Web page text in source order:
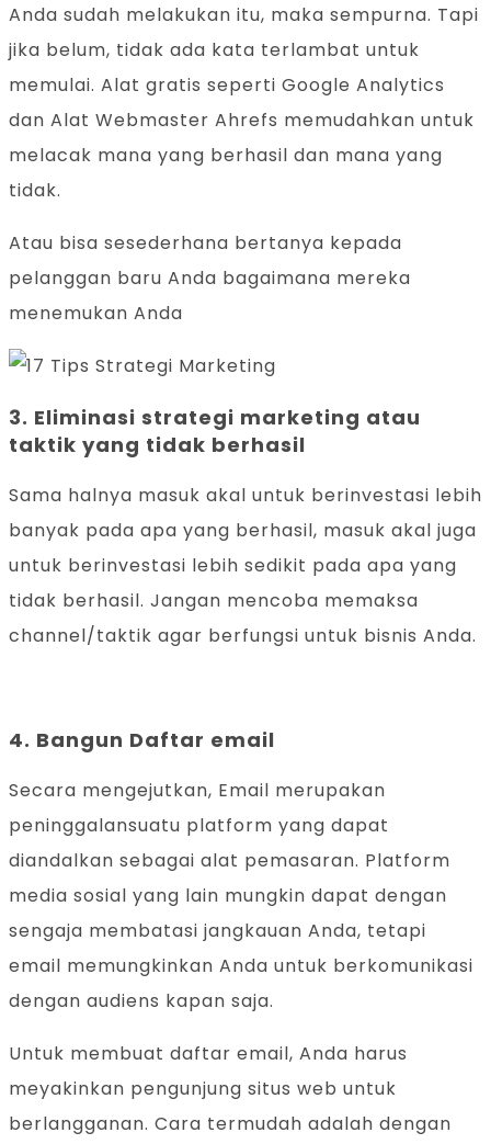
Anda sudah melakukan itu, maka sempurna. Tapi
jika belum, tidak ada kata terlambat untuk
memulai. Alat gratis seperti Google Analytics
dan Alat Webmaster Ahrefs memudahkan untuk
melacak mana yang berhasil dan mana yang
tidak.
Atau bisa sesederhana bertanya kepada
pelanggan baru Anda bagaimana mereka
menemukan Anda
3. Eliminasi strategi marketing atau
taktik yang tidak berhasil
Sama halnya masuk akal untuk berinvestasi lebih
banyak pada apa yang berhasil, masuk akal juga
untuk berinvestasi lebih sedikit pada apa yang
tidak berhasil. Jangan mencoba memaksa
channel/taktik agar berfungsi untuk bisnis Anda.
4. Bangun Daftar email
Secara mengejutkan, Email merupakan
peninggalansuatu platform yang dapat
diandalkan sebagai alat pemasaran. Platform
media sosial yang lain mungkin dapat dengan
sengaja membatasi jangkauan Anda, tetapi
email memungkinkan Anda untuk berkomunikasi
dengan audiens kapan saja.
Untuk membuat daftar email, Anda harus
meyakinkan pengunjung situs web untuk
berlangganan. Cara termudah adalah dengan